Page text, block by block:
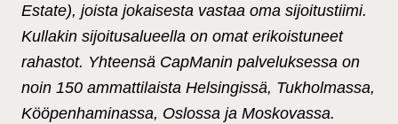
Estate), joista jokaisesta vastaa oma sijoitustiimi.
Kullakin sijoitusalueella on omat erikoistuneet
rahastot. Yhteensä CapManin palveluksessa on
noin 150 ammattilaista Helsingissä, Tukholmassa,
Kööpenhaminassa, Oslossa ja Moskovassa.